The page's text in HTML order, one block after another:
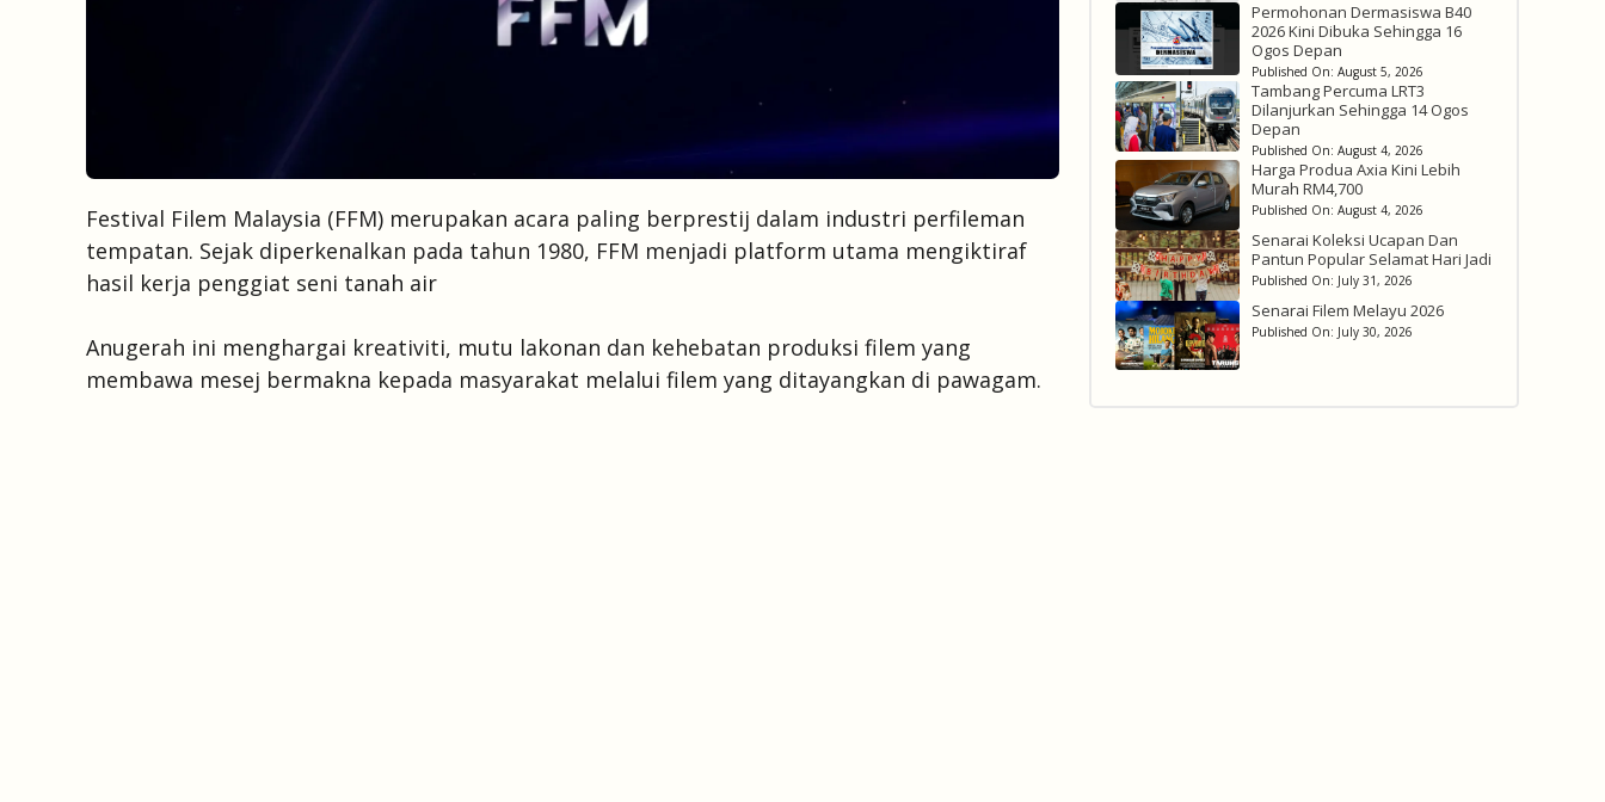
Festival Filem Malaysia (FFM) merupakan acara paling berprestij dalam industri perfileman
tempatan. Sejak diperkenalkan pada tahun 1980, FFM menjadi platform utama mengiktiraf
hasil kerja penggiat seni tanah air
Anugerah ini menghargai kreativiti, mutu lakonan dan kehebatan produksi filem yang
membawa mesej bermakna kepada masyarakat melalui filem yang ditayangkan di pawagam.
Permohonan Dermasiswa B40
2026 Kini Dibuka Sehingga 16
Ogos Depan
Published On: August 5, 2026
Tambang Percuma LRT3
Dilanjurkan Sehingga 14 Ogos
Depan
Published On: August 4, 2026
Harga Produa Axia Kini Lebih
Murah RM4,700
Published On: August 4, 2026
Senarai Koleksi Ucapan Dan
Pantun Popular Selamat Hari Jadi
Published On: July 31, 2026
Senarai Filem Melayu 2026
Published On: July 30, 2026